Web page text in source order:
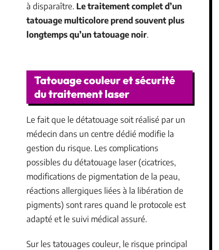
à disparaître. Le traitement complet d’un
tatouage multicolore prend souvent plus
longtemps qu’un tatouage noir.
Tatouage couleur et sécurité
du traitement laser
Le fait que le détatouage soit réalisé par un
médecin dans un centre dédié modifie la
gestion du risque. Les complications
possibles du détatouage laser (cicatrices,
modifications de pigmentation de la peau,
réactions allergiques liées à la libération de
pigments) sont rares quand le protocole est
adapté et le suivi médical assuré.
Sur les tatouages couleur, le risque principal